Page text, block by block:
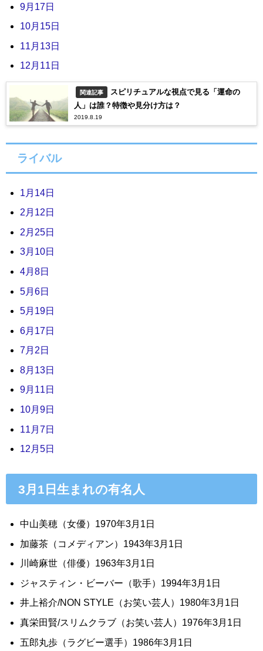
9月17日
10月15日
11月13日
12月11日
関連記事
スピリチュアルな視点で見る「運命の
人」は誰？特徴や見分け方は？
2019.8.19
ライバル
1月14日
2月12日
2月25日
3月10日
4月8日
5月6日
5月19日
6月17日
7月2日
8月13日
9月11日
10月9日
11月7日
12月5日
3月1日生まれの有名人
中山美穂（女優）1970年3月1日
加藤茶（ コメディアン）1943年3月1日
川崎麻世（俳優）1963年3月1日
ジャスティン・ビーバー（歌手）1994年3月1日
井上裕介/NON STYLE（お笑い芸人）1980年3月1日
真栄田賢/スリムクラブ（お笑い芸人）1976年3月1日
五郎丸歩（ラグビー選手）1986年3月1日